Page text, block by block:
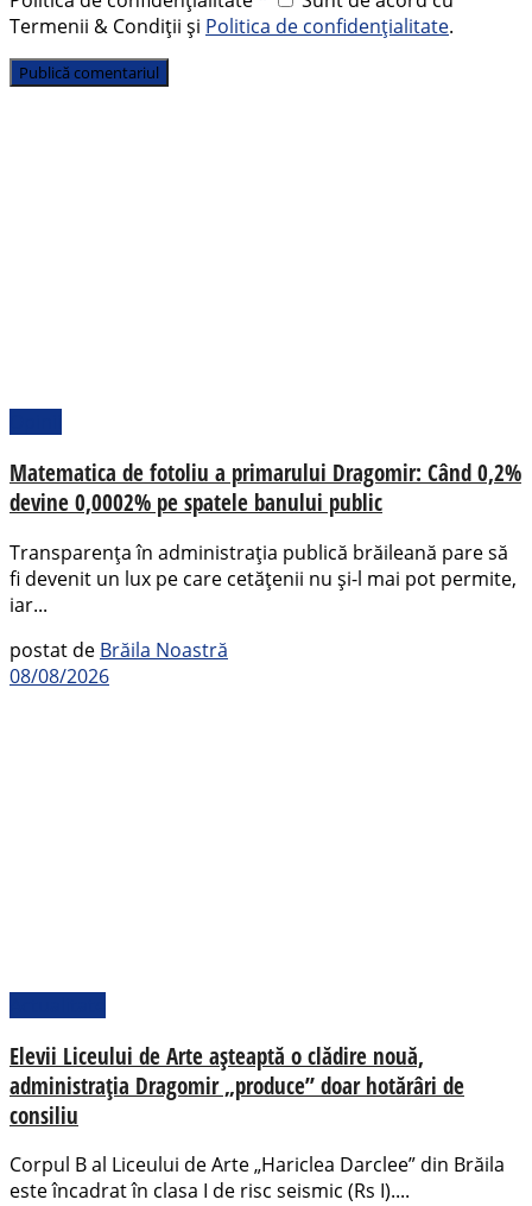
Termenii & Condiții și Politica de confidențialitate.
Matematica de fotoliu a primarului Dragomir: Când 0,2%
devine 0,0002% pe spatele banului public
Transparența în administrația publică brăileană pare să
fi devenit un lux pe care cetățenii nu și-l mai pot permite,
iar...
postat de Brăila Noastră
08/08/2026
Elevii Liceului de Arte așteaptă o clădire nouă,
administrația Dragomir „produce” doar hotărâri de
consiliu
Corpul B al Liceului de Arte „Hariclea Darclee” din Brăila
este încadrat în clasa I de risc seismic (Rs I)....